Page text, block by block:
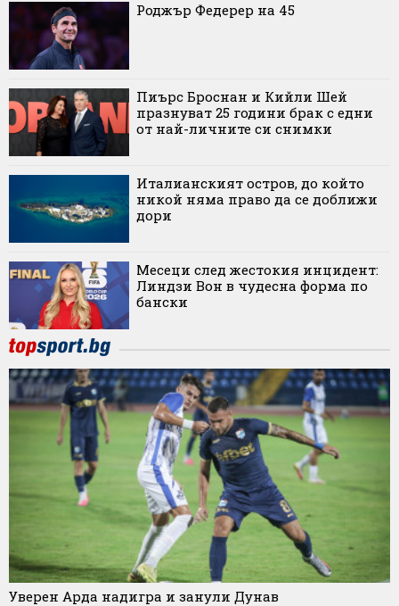
Роджър Федерер на 45
Пиърс Броснан и Кийли Шей
празнуват 25 години брак с едни
от най-личните си снимки
Италианският остров, до който
никой няма право да се доближи
дори
Месеци след жестокия инцидент:
Линдзи Вон в чудесна форма по
бански
Уверен Арда надигра и занули Дунав